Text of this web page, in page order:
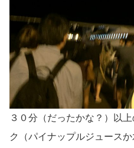
３０分（だったかな？）以
ク（パイナップルジュース